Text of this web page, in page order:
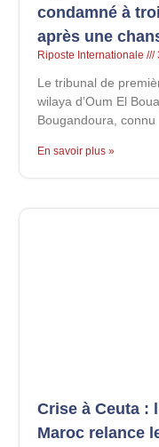
condamné à
après une
Riposte Internationale
Le tribunal de
wilaya d’Oum El
Bougandoura, connu
En savoir plus »
Crise à Ceuta :
Maroc relance